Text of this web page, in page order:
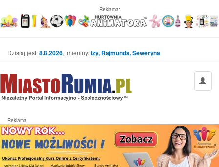
Reklama:
Dzisiaj jest:8.8.2026, imieniny:Izy, Rajmunda, Seweryna
Reklama